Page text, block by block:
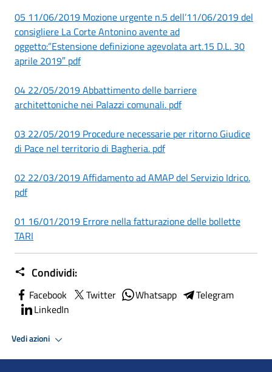
05 11/06/2019 Mozione urgente n.5 dell’11/06/2019 del
consigliere La Corte Antonino avente ad
oggetto:”Estensione definizione agevolata art.15 D.L. 30
aprile 2019″ pdf
04 22/05/2019 Abbattimento delle barriere
architettoniche nei Palazzi comunali. pdf
03 22/05/2019 Procedure necessarie per ritorno Giudice
di Pace nel territorio di Bagheria. pdf
02 22/03/2019 Affidamento ad AMAP del Servizio Idrico.
pdf
01 16/01/2019 Errore nella fatturazione delle bollette
TARI
Condividi:
Facebook Twitter Whatsapp
Telegram
LinkedIn
Vedi azioni